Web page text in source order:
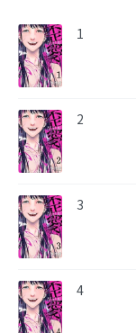
1
2
3
4